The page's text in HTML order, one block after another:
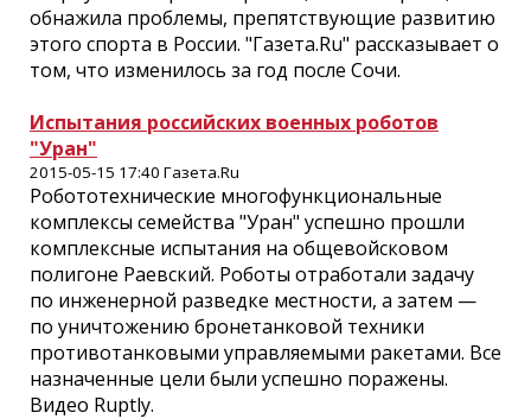
обнажила проблемы, препятствующие развитию
этого спорта в России. "Газета.Ru" рассказывает о
том, что изменилось за год после Сочи.
Испытания российских военных роботов
"Уран"
2015-05-15 17:40 Газета.Ru
Робототехнические многофункциональные
комплексы семейства "Уран" успешно прошли
комплексные испытания на общевойсковом
полигоне Раевский. Роботы отработали задачу
по инженерной разведке местности, а затем —
по уничтожению бронетанковой техники
противотанковыми управляемыми ракетами. Все
назначенные цели были успешно поражены.
Видео Ruptly.